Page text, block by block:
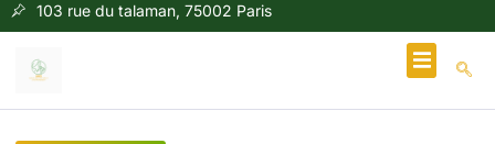
103 rue du talaman, 75002 Paris